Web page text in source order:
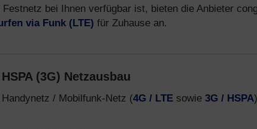
bei Ihnen verfügbar ist, bieten die Anbieter
via Funk (LTE) für Zuhause an.
(3G) Netzausbau
/ Mobilfunk-Netz (4G / LTE sowie 3G / HSPA